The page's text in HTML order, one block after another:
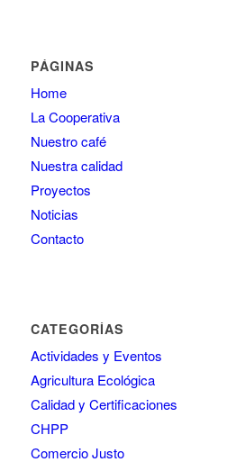
PÁGINAS
Home
La Cooperativa
Nuestro café
Nuestra calidad
Proyectos
Noticias
Contacto
CATEGORÍAS
Actividades y Eventos
Agricultura Ecológica
Calidad y Certificaciones
CHPP
Comercio Justo